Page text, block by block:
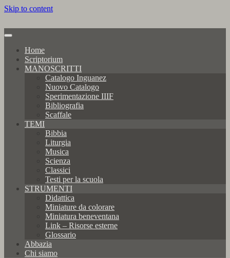
Skip to content
Home
Scriptorium
MANOSCRITTI
Catalogo Inguanez
Nuovo Catalogo
Sperimentazione IIIF
Bibliografia
Scaffale
TEMI
Bibbia
Liturgia
Musica
Scienza
Classici
Testi per la scuola
STRUMENTI
Didattica
Miniature da colorare
Miniatura beneventana
Link – Risorse esterne
Glossario
Abbazia
Chi siamo